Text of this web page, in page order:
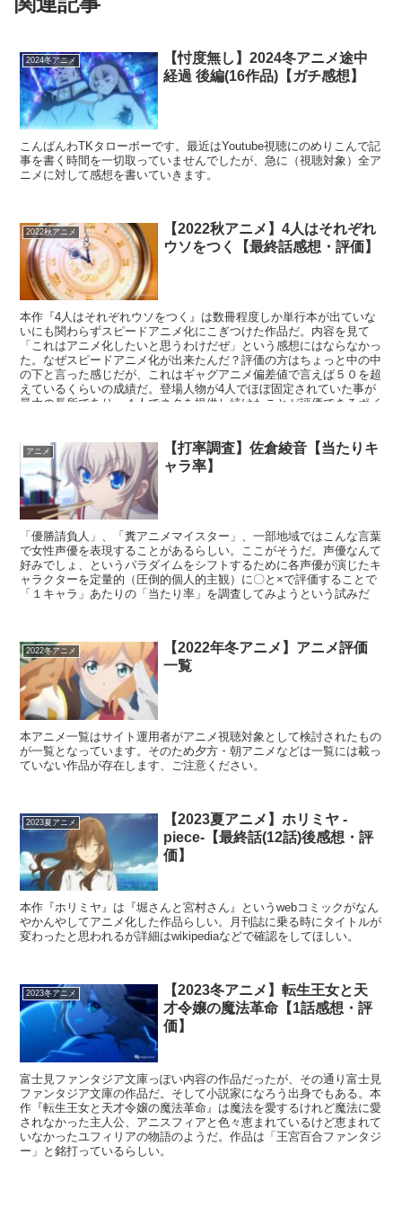
2024冬アニメ
【忖度無し】2024冬アニメ途中
経過 後編(16作品)【ガチ感想】
こんばんわTKタローボーです。最近はYoutube視聴にのめりこんで記
事を書く時間を一切取っていませんでしたが、急に（視聴対象）全ア
ニメに対して感想を書いていきます。
2022秋アニメ
【2022秋アニメ】4人はそれぞれ
ウソをつく【最終話感想・評価】
本作『4人はそれぞれウソをつく』は数冊程度しか単行本が出ていな
いにも関わらずスピードアニメ化にこぎつけた作品だ。内容を見て
「これはアニメ化したいと思うわけだぜ」という感想にはならなかっ
た。なぜスピードアニメ化が出来たんだ？評価の方はちょっと中の中
の下と言った感じだが、これはギャグアニメ偏差値で言えば５０を超
えているくらいの成績だ。登場人物が4人でほぼ固定されていた事が
最大の長所であり、４人でネタを提供し続けたことが評価できるポイ
アニメ
【打率調査】佐倉綾音【当たりキ
ャラ率】
「優勝請負人」、「糞アニメマイスター」、一部地域ではこんな言葉
で女性声優を表現することがあるらしい。ここがそうだ。声優なんて
好みでしょ、というパラダイムをシフトするために各声優が演じたキ
ャラクターを定量的（圧倒的個人的主観）に〇と×で評価することで
「１キャラ」あたりの「当たり率」を調査してみようという試みだ
2022冬アニメ
【2022年冬アニメ】アニメ評価
一覧
本アニメ一覧はサイト運用者がアニメ視聴対象として検討されたもの
が一覧となっています。そのため夕方・朝アニメなどは一覧には載っ
ていない作品が存在します、ご注意ください。
2023夏アニメ
【2023夏アニメ】ホリミヤ -
piece-【最終話(12話)後感想・評
価】
本作『ホリミヤ』は『堀さんと宮村さん』というwebコミックがなん
やかんやしてアニメ化した作品らしい。月刊誌に乗る時にタイトルが
変わったと思われるが詳細はwikipediaなどで確認をしてほしい。
2023冬アニメ
【2023冬アニメ】転生王女と天
才令嬢の魔法革命【1話感想・評
価】
富士見ファンタジア文庫っぽい内容の作品だったが、その通り富士見
ファンタジア文庫の作品だ。そして小説家になろう出身でもある。本
作『転生王女と天才令嬢の魔法革命』は魔法を愛するけれど魔法に愛
されなかった主人公、アニスフィアと色々恵まれているけど恵まれて
いなかったユフィリアの物語のようだ。作品は「王宮百合ファンタジ
ー」と銘打っているらしい。